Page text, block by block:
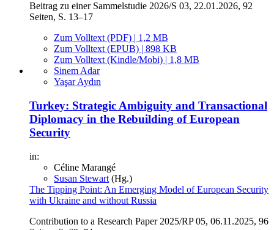
Beitrag zu einer Sammelstudie 2026/S 03, 22.01.2026, 92
Seiten, S. 13–17
Zum Volltext (PDF) | 1,2 MB
Zum Volltext (EPUB) | 898 KB
Zum Volltext (Kindle/Mobi) | 1,8 MB
Sinem Adar
Yaşar Aydın
Turkey: Strategic Ambiguity and Transactional
Diplomacy in the Rebuilding of European
Security
in:
Céline Marangé
Susan Stewart (Hg.)
The Tipping Point: An Emerging Model of European Security
with Ukraine and without Russia
Contribution to a Research Paper 2025/RP 05, 06.11.2025, 96